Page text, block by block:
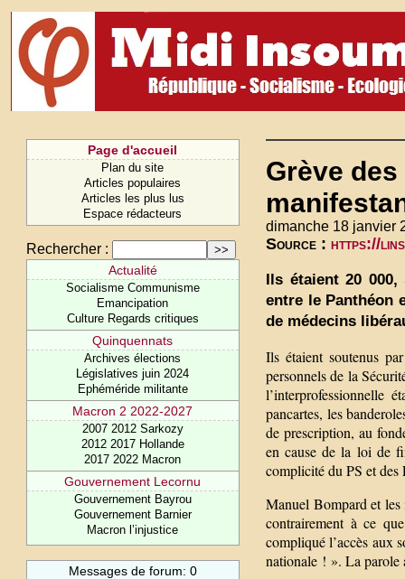
Page d'accueil
Plan du site
Articles populaires
Articles les plus lus
Espace rédacteurs
Rechercher :
Actualité
Socialisme Communisme
Emancipation
Culture Regards critiques
Quinquennats
Archives élections
Législatives juin 2024
Ephéméride militante
Macron 2 2022-2027
2007 2012 Sarkozy
2012 2017 Hollande
2017 2022 Macron
Gouvernement Lecornu
Gouvernement Bayrou
Gouvernement Barnier
Macron l’injustice
Messages de forum: 0
Grève
dimanche 18 janvier
Source : https://
Ils étaient 20
entre le Panthéon
de médecins
Ils étaient soutenus
personnels de la
l’interprofessionnelle
pancartes, les
de prescription, au
en cause de la loi de
complicité du PS et des
Manuel Bompard et
contrairement à ce
compliqué l’accès aux
nationale ! ». La parole